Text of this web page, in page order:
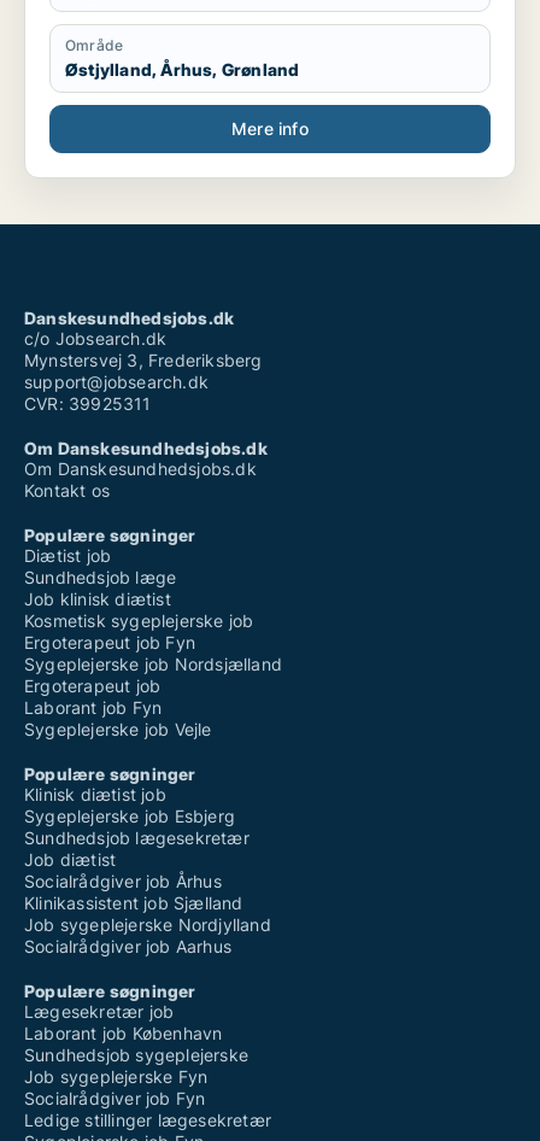
Område
Østjylland, Århus, Grønland
Mere info
Danskesundhedsjobs.dk
c/o Jobsearch.dk
Mynstersvej 3, Frederiksberg
support@jobsearch.dk
CVR: 39925311
Om Danskesundhedsjobs.dk
Om Danskesundhedsjobs.dk
Kontakt os
Populære søgninger
Diætist job
Sundhedsjob læge
Job klinisk diætist
Kosmetisk sygeplejerske job
Ergoterapeut job Fyn
Sygeplejerske job Nordsjælland
Ergoterapeut job
Laborant job Fyn
Sygeplejerske job Vejle
Populære søgninger
Klinisk diætist job
Sygeplejerske job Esbjerg
Sundhedsjob lægesekretær
Job diætist
Socialrådgiver job Århus
Klinikassistent job Sjælland
Job sygeplejerske Nordjylland
Socialrådgiver job Aarhus
Populære søgninger
Lægesekretær job
Laborant job København
Sundhedsjob sygeplejerske
Job sygeplejerske Fyn
Socialrådgiver job Fyn
Ledige stillinger lægesekretær